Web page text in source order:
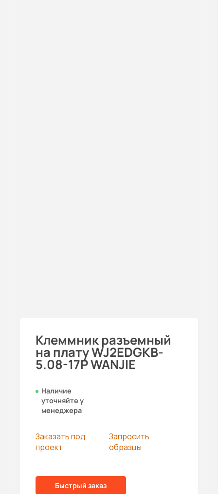
Клеммник разъемный
на плату WJ2EDGKB-
5.08-17P WANJIE
Наличие
уточняйте у
менеджера
Заказать под
проект
Запросить
образцы
Быстрый заказ